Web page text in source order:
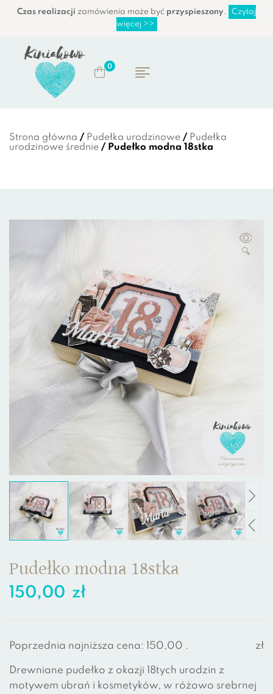
Czas realizacji zamówienia może być przyspieszony.
Czytaj
więcej >>
0
Strona główna / Pudełka urodzinowe / Pudełka
urodzinowe średnie / Pudełko modna 18stka
🔍
Pudełko modna 18stka
150,00 zł
Poprzednia najniższa cena: 150,00 zł
.
Drewniane pudełko z okazji 18tych urodzin z
motywem ubrań i kosmetyków, w różowo srebrnej